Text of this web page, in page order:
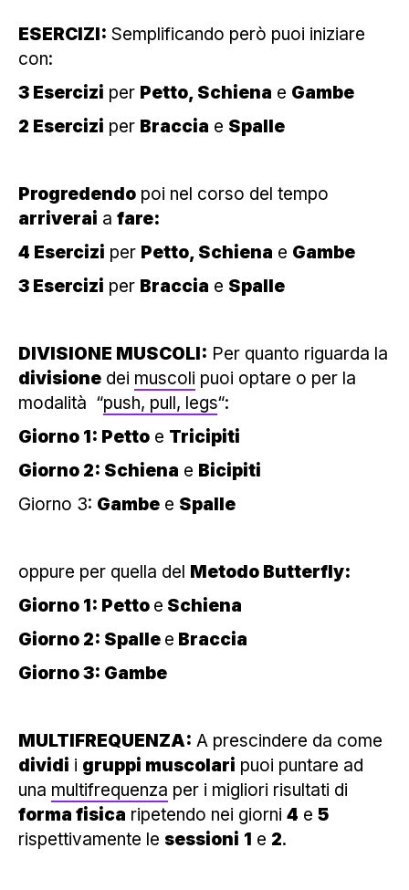
ESERCIZI: Semplificando però puoi iniziare
con:
3 Esercizi per Petto, Schiena e Gambe
2 Esercizi per Braccia e Spalle
Progredendo poi nel corso del tempo
arriverai a fare:
4 Esercizi per Petto, Schiena e Gambe
3 Esercizi per Braccia e Spalle
DIVISIONE MUSCOLI: Per quanto riguarda la
divisione dei muscoli puoi optare o per la
modalità “push, pull, legs“:
Giorno 1: Petto e Tricipiti
Giorno 2: Schiena e Bicipiti
Giorno 3: Gambe e Spalle
oppure per quella del Metodo Butterfly:
Giorno 1: Petto e Schiena
Giorno 2: Spalle e Braccia
Giorno 3: Gambe
MULTIFREQUENZA: A prescindere da come
dividi i gruppi muscolari puoi puntare ad
una multifrequenza per i migliori risultati di
forma fisica ripetendo nei giorni 4 e 5
rispettivamente le sessioni 1 e 2.